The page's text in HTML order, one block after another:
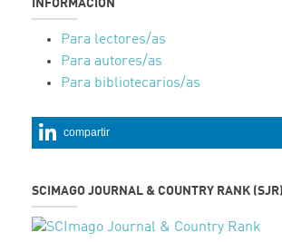
INFORMACIÓN
Para lectores/as
Para autores/as
Para bibliotecarios/as
compartir
SCIMAGO JOURNAL & COUNTRY RANK (SJR)